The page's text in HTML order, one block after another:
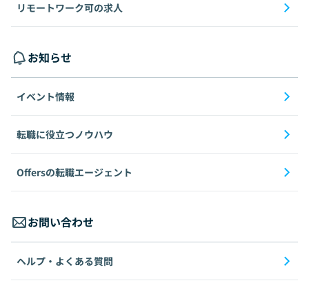
リモートワーク可の求人
お知らせ
イベント情報
転職に役立つノウハウ
Offersの転職エージェント
お問い合わせ
ヘルプ・よくある質問